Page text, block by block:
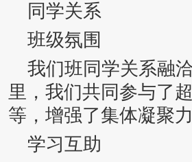
同学关系
班级氛围
我们班同学关系融
里，我们共同参与了
等，增强了集体凝聚力
学习互助